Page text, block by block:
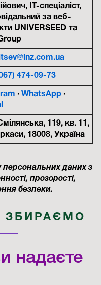
, IT-спеціаліст,
за веб-
UNIVERSEED та
474-09-73
· WhatsApp ·
119, кв. 11,
18008, Україна
персональних даних з
прозорості,
безпеки.
ЗБИРАЄМО
надаєте